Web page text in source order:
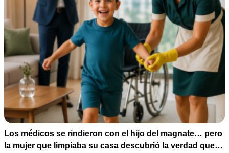
Los médicos se rindieron con el hijo del magnate… pero
la mujer que limpiaba su casa descubrió la verdad que